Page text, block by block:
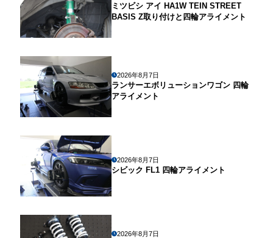
ミツビシ アイ HA1W TEIN STREET
BASIS Z取り付けと四輪アライメント
2026年8月7日
ランサーエボリューションワゴン 四輪
アライメント
2026年8月7日
シビック FL1 四輪アライメント
2026年8月7日